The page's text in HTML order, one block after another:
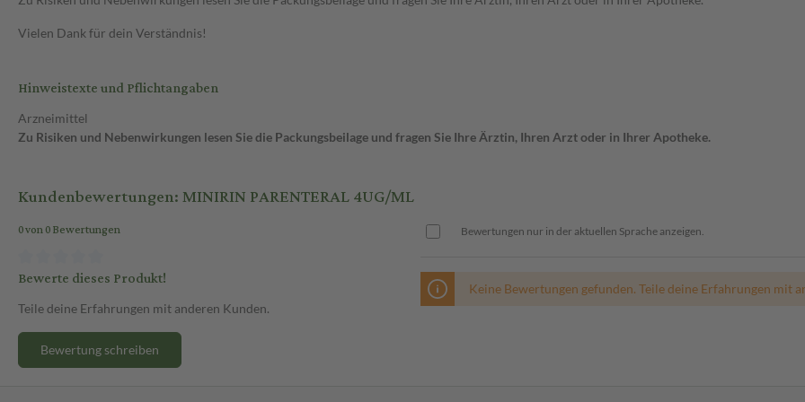
Vielen Dank für dein Verständnis!
Hinweistexte und Pflichtangaben
Arzneimittel
Zu Risiken und Nebenwirkungen lesen Sie die Packungsbeilage und fragen Sie Ihre Ärztin, Ihren Arzt oder in Ihrer Apotheke.
Kundenbewertungen: MINIRIN PARENTERAL 4UG/ML
0 von 0 Bewertungen
Bewerte dieses Produkt!
Teile deine Erfahrungen mit anderen Kunden.
Bewertung schreiben
Bewertungen nur in der aktuellen Sprache anzeigen.
Keine Bewertungen gefunden. Teile deine Erfahrungen mit